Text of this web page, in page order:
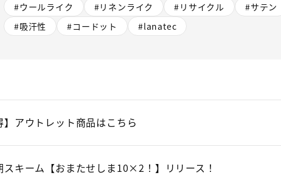
#ウールライク #リネンライク #リサイクル #サテン
#吸汗性
#コードット #lanatec
】アウトレット商品はこちら
スキーム【おまたせしま10×2！】リリース！